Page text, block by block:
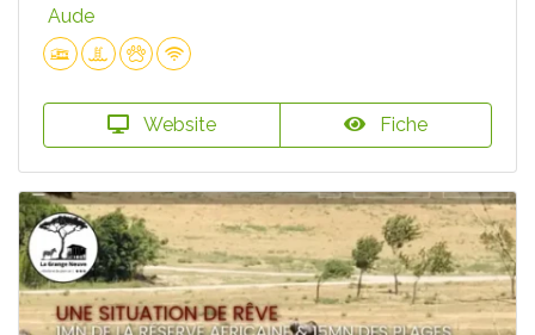
Aude
Website Fiche